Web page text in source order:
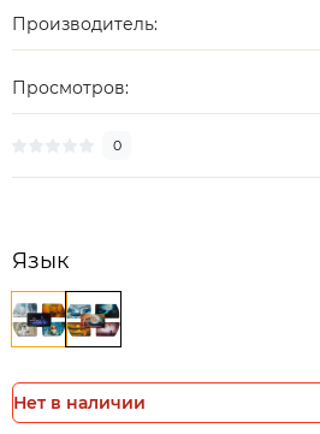
Производитель:
Просмотров:
0
Язык
Нет в наличии